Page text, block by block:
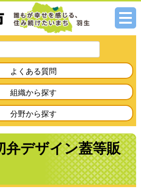
メニ
よくある質問
組織から探す
分野から探す
弁デザイン蓋等販